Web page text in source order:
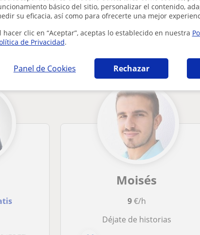
básico del sitio, personalizar el contenido,
su eficacia, así como para ofrecerte una mejor
hacer clic en “Aceptar”, aceptas lo establecido en nuestra
de Privacidad.
Panel de Cookies Rechazar
en Jerez de la Frontera que
Moisés
9€/h
Déjate de historias